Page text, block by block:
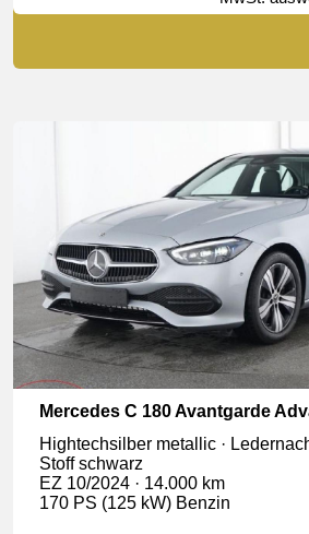
Mercedes C 180 Avantgarde
Hightechsilber metallic ·
Stoff schwarz
EZ 10/2024 · 14.000 km
170 PS (125 kW) Benzin